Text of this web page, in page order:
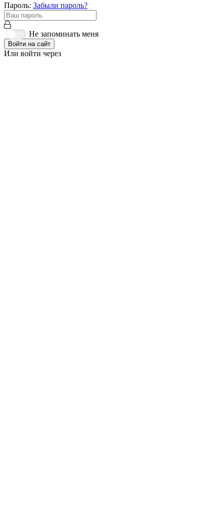
Пароль: Забыли пароль?
Не запоминать меня
Войти на сайт
Или войти через